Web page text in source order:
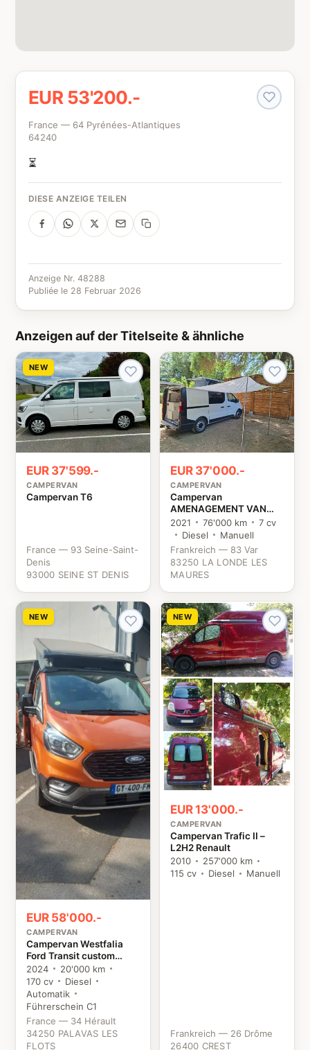
EUR 53'200.-
France — 64 Pyrénées-Atlantiques
64240
⏳
DIESE ANZEIGE TEILEN
Anzeige Nr. 48288
Publiée le 28 Februar 2026
Anzeigen auf der Titelseite & ähnliche
NEW
EUR 37'599.-
CAMPERVAN
Campervan T6
France — 93 Seine-Saint-
Denis
93000 SEINE ST DENIS
EUR 37'000.-
CAMPERVAN
Campervan
AMENAGEMENT VAN
MANIA KIT NORD
TRAFIC 3 Renault
2021 76'000 km
7 cv
Diesel
Manuell
Frankreich — 83 Var
83250 LA LONDE LES
MAURES
NEW
EUR 58'000.-
CAMPERVAN
Campervan Westfalia
Ford Transit custom
NUGGET Ford
2024
20'000 km
170 cv
Diesel
Automatik
Führerschein C1
France — 34 Hérault
34250 PALAVAS LES
FLOTS
NEW
EUR 13'000.-
CAMPERVAN
Campervan Trafic II –
L2H2 Renault
2010
257'000 km
115 cv
Diesel Manuell
Frankreich — 26 Drôme
26400 CREST